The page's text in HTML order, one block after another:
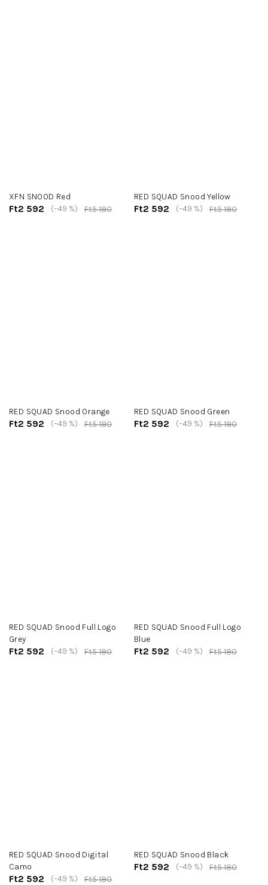
XFN SNOOD Red
Ft2 592 Ft5 180
(–49 %)
RED SQUAD Snood Yellow
Ft2 592 Ft5 180
(–49 %)
RED SQUAD Snood Orange
Ft2 592 Ft5 180
(–49 %)
RED SQUAD Snood Green
Ft2 592 Ft5 180
(–49 %)
RED SQUAD Snood Full Logo
Grey
Ft2 592 Ft5 180
(–49 %)
RED SQUAD Snood Full Logo
Blue
Ft2 592 Ft5 180
(–49 %)
RED SQUAD Snood Digital
Camo
Ft2 592 Ft5 180
(–49 %)
RED SQUAD Snood Black
Ft2 592 Ft5 180
(–49 %)